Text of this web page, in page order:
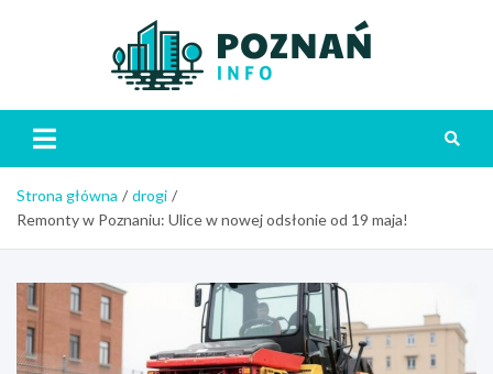
Strona główna
drogi
Remonty w Poznaniu: Ulice w nowej odsłonie od 19 maja!